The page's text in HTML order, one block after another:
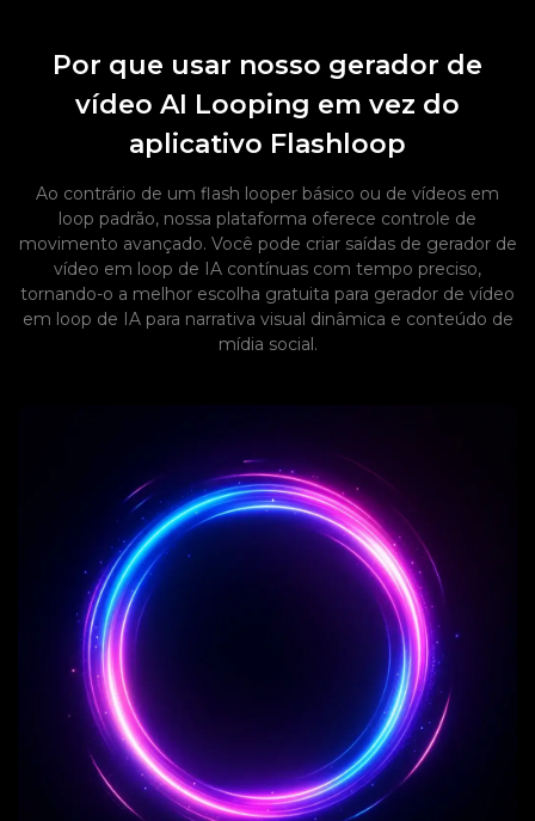
Por que usar nosso gerador de
vídeo AI Looping em vez do
aplicativo Flashloop
Ao contrário de um flash looper básico ou de vídeos em
loop padrão, nossa plataforma oferece controle de
movimento avançado. Você pode criar saídas de gerador de
vídeo em loop de IA contínuas com tempo preciso,
tornando-o a melhor escolha gratuita para gerador de vídeo
em loop de IA para narrativa visual dinâmica e conteúdo de
mídia social.